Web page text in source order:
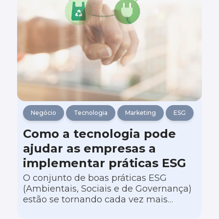
Negócio Tecnologia Marketing ESG
Como a tecnologia pode
ajudar as empresas a
implementar práticas ESG
O conjunto de boas práticas ESG
(Ambientais, Sociais e de Governança)
estão se tornando cada vez mais